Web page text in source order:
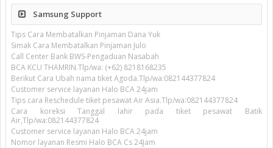
Samsung Support
Tips Cara Membatalkan Pinjaman Dana Yuk
Simak Cara Membatalkan Pinjaman Julo
Call Center Bank BWS-Pengaduan Nasabah
BCA KCU THAMRIN.Tlp/wa: (+62) 8218168235
Berikut Cara Ubah nama tiket Agoda.Tlp/wa:082144377824
Customer service layanan Halo BCA 24jam
Tips cara Reschedule tiket pesawat Air Asia.Tlp/wa:082144377824
Cara koreksi Tanggal lahir pada tiket pesawat Batik
Air,Tlp/wa:082144377824
Customer service layanan Halo BCA 24jam
Nomor layanan Resmi Halo BCA Cs 24Jam